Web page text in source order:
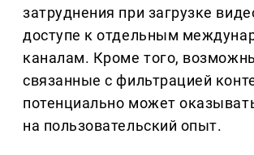
затруднения при загрузке
доступе к отдельным
каналам. Кроме того,
связанные с фильтрацией
потенциально может
на пользовательский опыт.